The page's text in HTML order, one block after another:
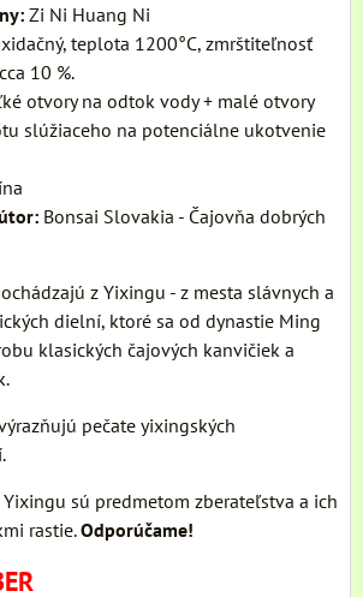
Zi Ni Huang Ni
teplota 1200°C, zmrštiteľnosť
10 %.
otvory na odtok vody + malé otvory
slúžiaceho na potenciálne ukotvenie
Bonsai Slovakia - Čajovňa dobrých
z Yixingu - z mesta slávnych a
dielní, ktoré sa od dynastie Ming
klasických čajových kanvičiek a
pečate yixingských
sú predmetom zberateľstva a ich
rastie.Odporúčame!